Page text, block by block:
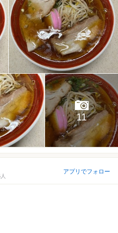
11
アプリでフォロー